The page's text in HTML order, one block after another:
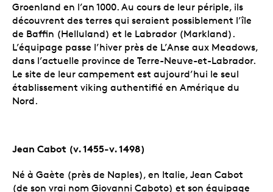
Groenland en l’an 1000. Au cours de leur périple, ils
découvrent des terres qui seraient possiblement l’île
de Baffin (Helluland) et le Labrador (Markland).
L’équipage passe l’hiver près de L’Anse aux Meadows,
dans l’actuelle province de Terre-Neuve-et-Labrador.
Le site de leur campement est aujourd’hui le seul
établissement viking authentifié en Amérique du
Nord.
Jean Cabot (v. 1455-v. 1498)
Né à Gaète (près de Naples), en Italie, Jean Cabot
(de son vrai nom Giovanni Caboto) et son équipage